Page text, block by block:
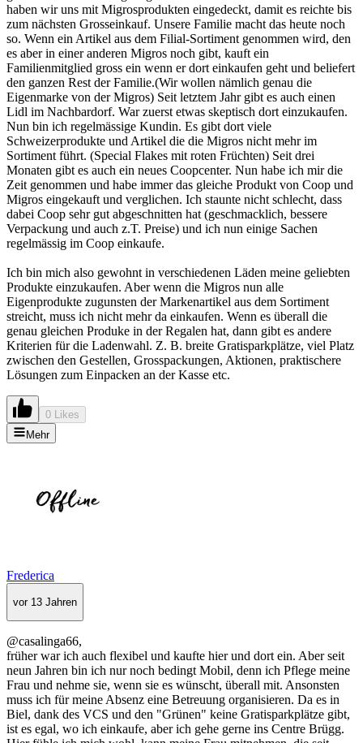
haben wir uns mit Migrosprodukten eingedeckt, damit es reichte bis
zum nächsten Grosseinkauf. Unsere Familie macht das heute noch
so. Wenn ein Artikel aus dem Filial-Sortiment genommen wird, den
es aber in einer anderen Migros noch gibt, kauft ein
Familienmitglied gross ein wenn er dort einkaufen geht und beliefert
den ganzen Rest der Familie.(Wir wollen nämlich genau die
Eigenmarke von der Migros) Seit letztem Jahr gibt es auch einen
Lidl im Nachbardorf. War zuerst etwas skeptisch dort einzukaufen.
Nun bin ich regelmässige Kundin. Es gibt dort viele
Schweizerprodukte und Artikel die die Migros nicht mehr im
Sortiment führt. (Special Flakes mit roten Früchten) Seit drei
Monaten gibt es auch ein neues Coopcenter. Nun habe ich mir die
Zeit genommen und habe immer das gleiche Produkt von Coop und
Migros eingekauft und verglichen. Ich staunte nicht schlecht, dass
dabei Coop sehr gut abgeschnitten hat (geschmacklich, bessere
Verpackung und auch z.T. Preise) und ich nun einige Sachen
regelmässig im Coop einkaufe.
Ich bin mich also gewohnt in verschiedenen Läden meine geliebten
Produkte einzukaufen. Aber wenn die Migros nun alle
Eigenprodukte zugunsten der Markenartikel aus dem Sortiment
streicht, muss ich nicht mehr da einkaufen. Wenn es überall die
genau gleichen Produke in der Regalen hat, dann gibt es andere
Kriterien für die Ladenwahl. Z. B. breite Gratisparkplätze, viel Platz
zwischen den Gestellen, Grosspackungen, Aktionen, praktischere
Lösungen zum Einpacken an der Kasse etc.
0 Likes
Mehr
Frederica
vor 13 Jahren
@casalinga66,
früher war ich auch flexibel und kaufte hier und dort ein. Aber seit
neun Jahren bin ich nur noch bedingt Mobil, denn ich Pflege meine
Frau und nehme sie, wenn sie es wünscht, überall mit. Ansonsten
muss ich für meine Absenz eine Betreuung organisieren. Da es in
Biel, dank des VCS und den "Grünen" keine Gratisparkplätze gibt,
ist es egal, wo ich einkaufe, aber ich gehe gerne ins Centre Brügg.